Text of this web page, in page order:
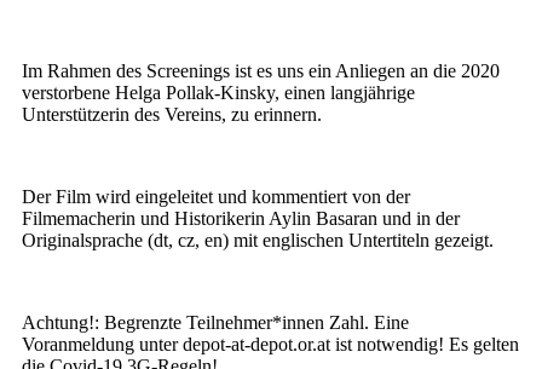
Im Rahmen des Screenings ist es uns ein Anliegen an die 2020
verstorbene Helga Pollak-Kinsky, einen langjährige
Unterstützerin des Vereins, zu erinnern.
Der Film wird eingeleitet und kommentiert von der
Filmemacherin und Historikerin Aylin Basaran und in der
Originalsprache (dt, cz, en) mit englischen Untertiteln gezeigt.
Achtung!: Begrenzte Teilnehmer*innen Zahl. Eine
Voranmeldung unter depot-at-depot.or.at ist notwendig! Es gelten